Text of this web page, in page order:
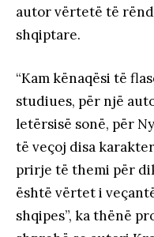
autor vërtetë të
shqiptare.
“Kam kënaqësi të
studiues, për një
letërsisë sonë, për
të veçoj disa
prirje të themi për
është vërtet i
shqipes”, ka thënë